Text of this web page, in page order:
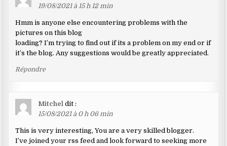
19/08/2021 à 15 h 12 min
Hmm is anyone else encountering problems with the
pictures on this blog
loading? I’m trying to find out if its a problem on my end or if
it’s the blog. Any suggestions would be greatly appreciated.
Répondre
Mitchel dit :
15/08/2021 à 0 h 06 min
This is very interesting, You are a very skilled blogger.
I’ve joined your rss feed and look forward to seeking more